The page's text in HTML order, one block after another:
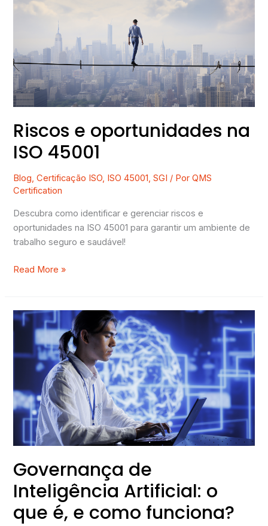
Riscos e oportunidades na
ISO 45001
Blog,Certificação ISO, ISO 45001,SGI / PorQMS
Certification
Descubra como identificar e gerenciar riscos e
oportunidades na ISO 45001 para garantir um ambiente de
trabalho seguro e saudável!
oportunidades
45001
Read More »
Governança de
Inteligência Artificial: o
que é, e como funciona?
Governança
de
Inteligência
Artificial:
que
é,
e
como
funciona?